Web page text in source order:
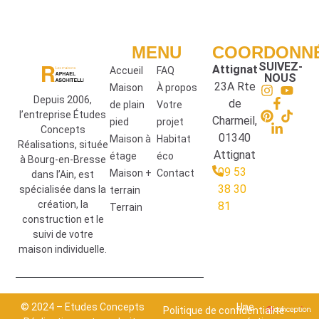
Depuis 2006,
l’entreprise Études
Concepts
Réalisations, située
à Bourg-en-Bresse
dans l’Ain, est
spécialisée dans la
création, la
construction et le
suivi de votre
maison individuelle.
MENU
Accueil
Maison
de plain
pied
Maison à
étage
Maison +
terrain
Terrain
FAQ
À propos
Votre
projet
Habitat
éco
Contact
Attignat
23A Rte
de
Charmeil,
01340
Attignat
09 53
38 30
81
SUIVEZ-
NOUS
© 2024 – Etudes Concepts
Politique de confidentialité
Une